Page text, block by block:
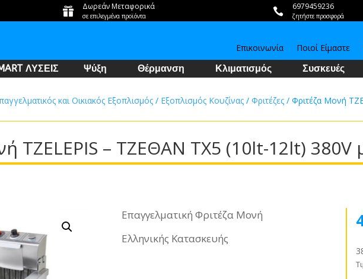
 Δωρεάν Μεταφορικά
σε επιλεγμένα προϊόντα  6979459236
ζητήστε προσφορά
Επικοινωνία Ποιοί Είμαστε
ΛΥΣΕΙΣ Ψύξη Θέρμανση Κλιματισμός Συσκευές
και Οικιακός Εξοπλισμός / Εξοπλισμός Κουζίνας /Φριτέζες / Φριτέζα Μονή
TZELEPIS – ΤΖΕΘΑΝ TX5 (10lt-12lt) 380V
Επαγγελματική Φριτέζα Μονή
Ελληνικής Κατασκευής